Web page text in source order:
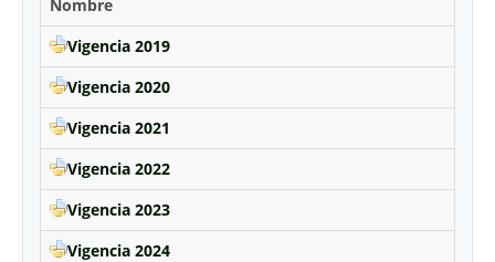
Nombre
Vigencia 2019
Vigencia 2020
Vigencia 2021
Vigencia 2022
Vigencia 2023
Vigencia 2024